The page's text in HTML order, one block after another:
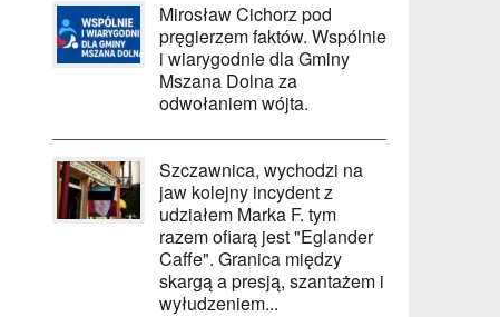
Mirosław Cichorz pod
pręgierzem faktów. Wspólnie
i wiarygodnie dla Gminy
Mszana Dolna za
odwołaniem wójta.
Szczawnica, wychodzi na
jaw kolejny incydent z
udziałem Marka F. tym
razem ofiarą jest "Eglander
Caffe". Granica między
skargą a presją, szantażem i
wyłudzeniem...